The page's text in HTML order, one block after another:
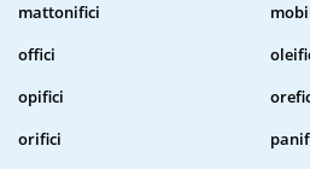
mattonifici
offici
opifici
orifici